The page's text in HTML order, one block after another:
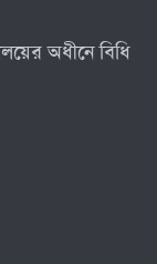
অধীনে বিধি